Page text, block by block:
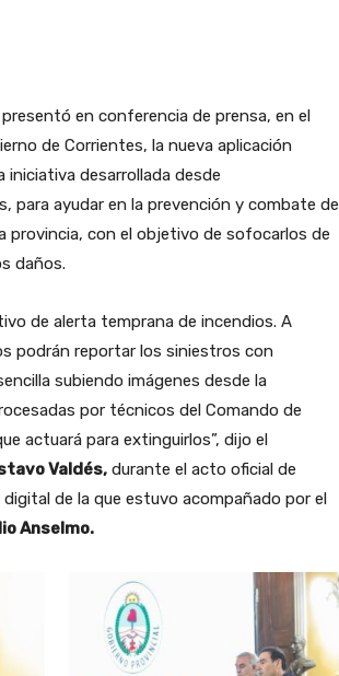
presentó en conferencia de prensa, en el
de Corrientes, la nueva aplicación
iniciativa desarrollada desde
para ayudar en la prevención y combate de
provincia, con el objetivo de sofocarlos de
daños.
de alerta temprana de incendios. A
podrán reportar los siniestros con
subiendo imágenes desde la
por técnicos del Comando de
actuará para extinguirlos”, dijo el
Valdés,durante el acto oficial de
de la que estuvo acompañado por el
Anselmo.